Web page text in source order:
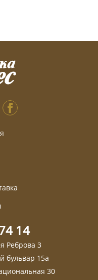
14
Реброва 3
бульвар 15а
30